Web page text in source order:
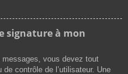
signature à mon
messages, vous devez tout
de contrôle de l’utilisateur. Une